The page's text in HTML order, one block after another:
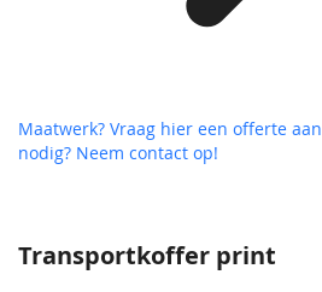
Transportkoffer print
Maatwerk? Vraag hier een offerte aan
nodig? Neem contact op!